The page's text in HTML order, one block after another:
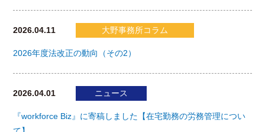
2026.04.11 大野事務所コラム
2026年度法改正の動向（その2）
2026.04.01 ニュース
『workforce Biz』に寄稿しました【在宅勤務の労務管理につい